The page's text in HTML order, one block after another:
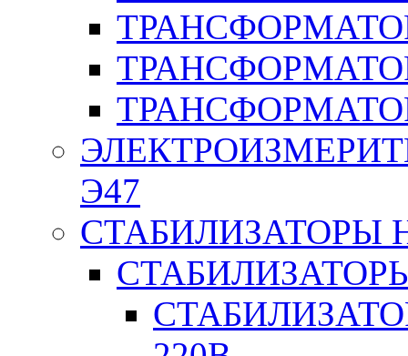
Э47
СТАБИЛИЗАТОРЫ